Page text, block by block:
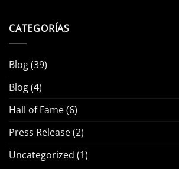
CATEGORÍAS
Blog(39)
Blog(4)
Hall of Fame(6)
Press Release(2)
Uncategorized (1)